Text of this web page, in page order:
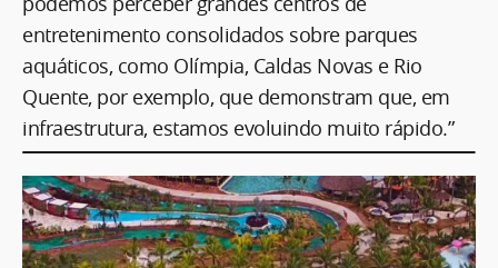
entretenimento consolidados sobre parques
aquáticos, como Olímpia, Caldas Novas e Rio
Quente, por exemplo, que demonstram que, em
infraestrutura, estamos evoluindo muito rápido.”